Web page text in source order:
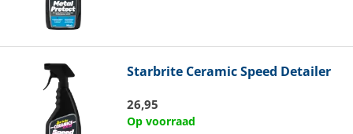
Starbrite Ceramic Speed Detailer
26,95
Op voorraad